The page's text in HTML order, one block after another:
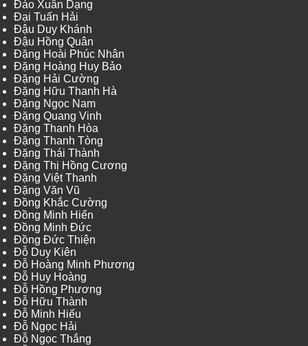
Đào Xuân Dạng
Đại Tuấn Hải
Đậu Duy Khánh
Đậu Hồng Quân
Đặng Hoài Phúc Nhân
Đặng Hoàng Huy Bảo
Đặng Hải Cường
Đặng Hữu Thanh Hà
Đặng Ngọc Nam
Đặng Quang Vinh
Đặng Thanh Hòa
Đặng Thanh Tòng
Đặng Thái Thành
Đặng Thị Hồng Cương
Đặng Việt Thanh
Đặng Văn Vũ
Đồng Khắc Cường
Đồng Minh Hiển
Đồng Minh Đức
Đồng Đức Thiện
Đỗ Duy Kiên
Đỗ Hoàng Minh Phương
Đỗ Huy Hoàng
Đỗ Hồng Phương
Đỗ Hữu Thành
Đỗ Minh Hiếu
Đỗ Ngọc Hải
Đỗ Ngọc Thắng